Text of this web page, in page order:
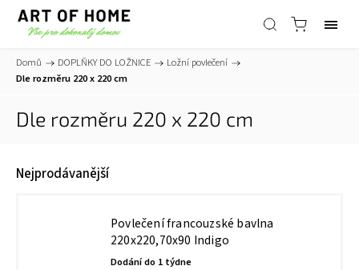
Domů / DOPLŇKY DO LOŽNICE / Ložní povlečení /
Dle rozměru 220 x 220 cm
Dle rozměru 220 x 220 cm
Nejprodávanější
Povlečení francouzské bavlna
220x220,70x90 Indigo
Dodání do 1 týdne